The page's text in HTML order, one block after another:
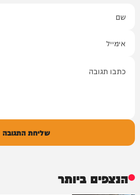
שליחת התגובה
הנצפים ביותר